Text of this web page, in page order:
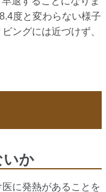
度と変わらない様子
ングには近づけず、
いか
に発熱があることを